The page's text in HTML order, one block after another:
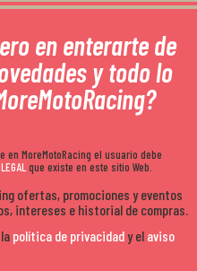
en enterarte de
y todo lo
MoreMotoRacing el usuario debe
que existe en este sitio Web.
ofertas, promociones y eventos
intereses e historial de compras.
política de privacidady el aviso